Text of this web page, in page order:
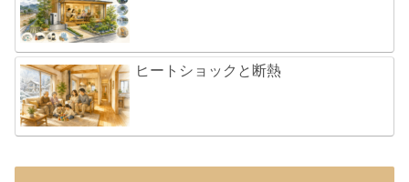
ヒートショックと断熱